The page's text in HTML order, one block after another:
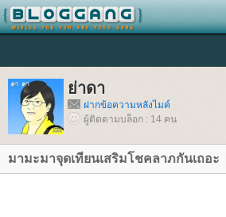
่าดา
ฝากข้อความหลังไมค์
ผู้ติดตามบล็อก : 14 คน
มามะมาจุดเทียนเสริมโชคลาภกันเถอะ